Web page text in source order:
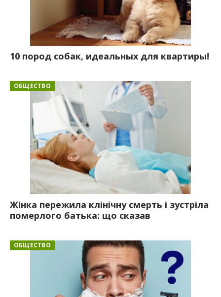
10 пород собак, идеальных для квартиры!
ОБЩЕСТВО
Жінка пережила клінічну смерть і зустріла
померлого батька: що сказав
ОБЩЕСТВО